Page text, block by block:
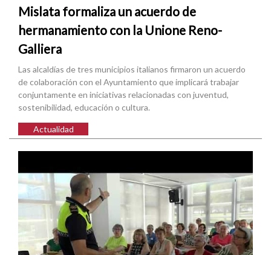
Mislata formaliza un acuerdo de
hermanamiento con la Unione Reno-
Galliera
Las alcaldías de tres municipios italianos firmaron un acuerdo
de colaboración con el Ayuntamiento que implicará trabajar
conjuntamente en iniciativas relacionadas con juventud,
sostenibilidad, educación o cultura.
Actualidad